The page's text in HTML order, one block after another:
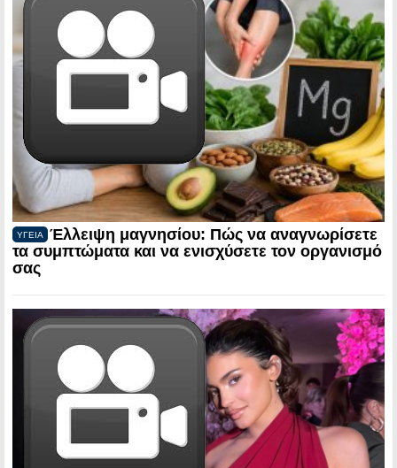
ΥΓΕΙΑ
Έλλειψη μαγνησίου: Πώς να αναγνωρίσετε
τα συμπτώματα και να ενισχύσετε τον οργανισμό
σας